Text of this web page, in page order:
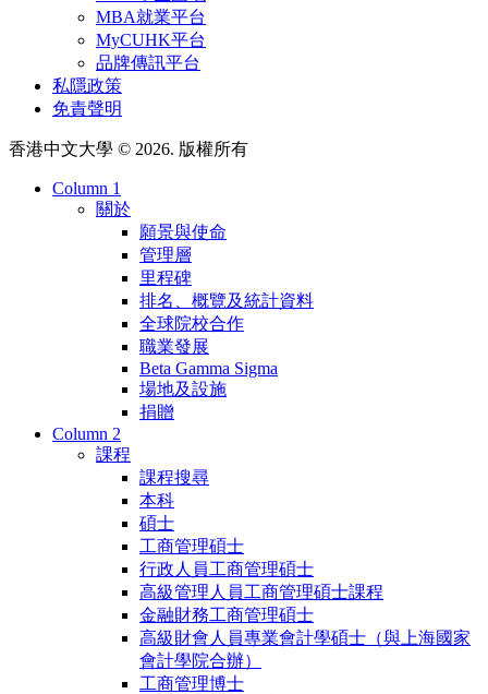
MBA就業平台
MyCUHK平台
品牌傳訊平台
私隱政策
免責聲明
香港中文大學 © 2026. 版權所有
Column 1
關於
願景與使命
管理層
里程碑
排名、概覽及統計資料
全球院校合作
職業發展
Beta Gamma Sigma
場地及設施
捐贈
Column 2
課程
課程搜尋
本科
碩士
工商管理碩士
行政人員工商管理碩士
高級管理人員工商管理碩士課程
金融財務工商管理碩士
高級財會人員專業會計學碩士（與上海國家
會計學院合辦）
工商管理博士